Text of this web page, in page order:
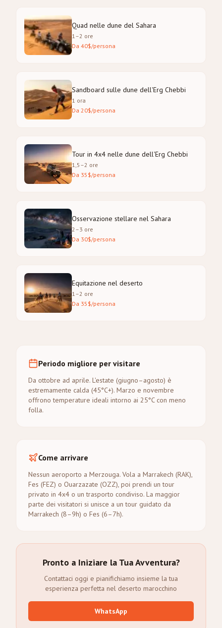
Quad nelle dune del Sahara
1–2 ore
Da 40$/persona
Sandboard sulle dune dell'Erg Chebbi
1 ora
Da 20$/persona
Tour in 4x4 nelle dune dell'Erg Chebbi
1,5–2 ore
Da 35$/persona
Osservazione stellare nel Sahara
2–3 ore
Da 30$/persona
Equitazione nel deserto
1–2 ore
Da 35$/persona
Periodo migliore per visitare
Da ottobre ad aprile. L'estate (giugno–agosto) è
estremamente calda (45°C+). Marzo e novembre
offrono temperature ideali intorno ai 25°C con meno
folla.
Come arrivare
Nessun aeroporto a Merzouga. Vola a Marrakech (RAK),
Fes (FEZ) o Ouarzazate (OZZ), poi prendi un tour
privato in 4x4 o un trasporto condiviso. La maggior
parte dei visitatori si unisce a un tour guidato da
Marrakech (8–9h) o Fes (6–7h).
Pronto a Iniziare la Tua Avventura?
Contattaci oggi e pianifichiamo insieme la tua
esperienza perfetta nel deserto marocchino
WhatsApp